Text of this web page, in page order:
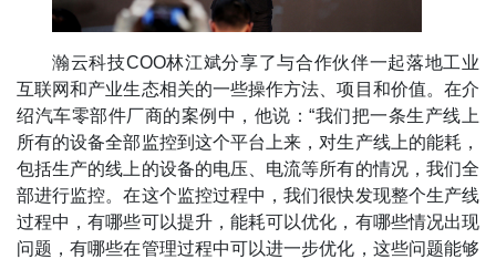
瀚云科技COO林江斌分享了与合作伙伴一起落地工业
互联网和产业生态相关的一些操作方法、项目和价值。在介
绍汽车零部件厂商的案例中，他说：“我们把一条生产线上
所有的设备全部监控到这个平台上来，对生产线上的能耗，
包括生产的线上的设备的电压、电流等所有的情况，我们全
部进行监控。在这个监控过程中，我们很快发现整个生产线
过程中，有哪些可以提升，能耗可以优化，有哪些情况出现
问题，有哪些在管理过程中可以进一步优化，这些问题能够